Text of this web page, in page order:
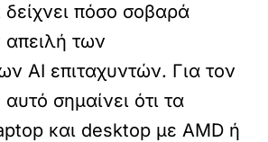
δείχνει πόσο σοβαρά
απειλή των
AI επιταχυντών. Για τον
σημαίνει ότι τα
και desktop με AMD ή